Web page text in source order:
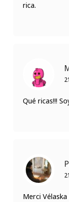
rica.
Qué ricas!!!
Merci